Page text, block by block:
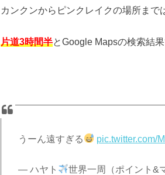
カンクンからピンクレイクの場所まで
片道3時間半とGoogle Mapsの検索結
うーん遠すぎる pic.twitter.com/
— ハヤト
世界一周（ポイント&